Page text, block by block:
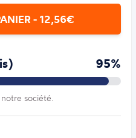
- 12,56€
95%
société.